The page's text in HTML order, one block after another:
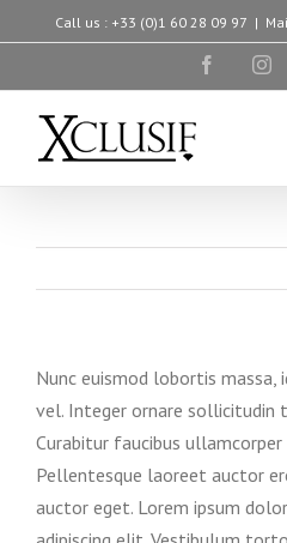
to
Call us : +33 (0)1 60 28 09 97 |
facebook
Nunc euismod lobortis
vel. Integer ornare sollicitudin
Curabitur faucibus
Pellentesque laoreet auctor
auctor eget. Lorem ipsum